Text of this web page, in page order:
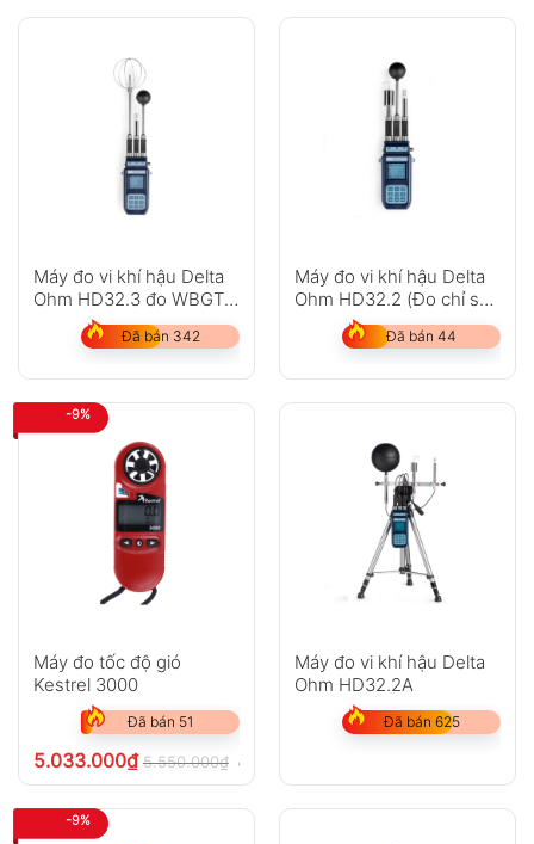
Máy đo vi khí hậu Delta
Ohm HD32.3 đo WBGT,
PMW, PPD
Đã bán 342
Máy đo vi khí hậu Delta
Ohm HD32.2 (Đo chỉ số
WBGT)
Đã bán 44
-9%
Máy đo tốc độ gió
Kestrel 3000
Đã bán 51
5.033.000₫ 5.550.000₫ chưa VAT 8%
Máy đo vi khí hậu Delta
Ohm HD32.2A
Đã bán 625
-9%